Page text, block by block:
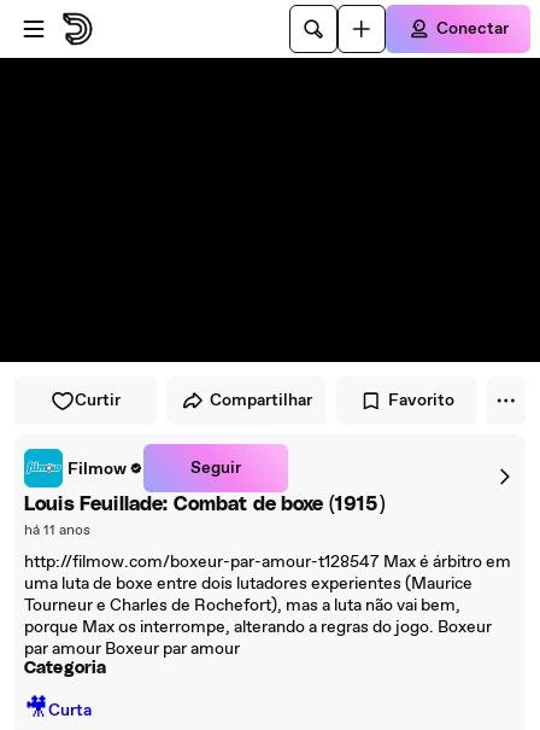
Pular para o player
Ir para o conteúdo principal
Conectar
Curtir Compartilhar Favorito
Filmow Seguir
Louis Feuillade: Combat de boxe (1915)
há 11 anos
http://filmow.com/boxeur-par-amour-t128547 Max é árbitro em
uma luta de boxe entre dois lutadores experientes (Maurice
Tourneur e Charles de Rochefort), mas a luta não vai bem,
porque Max os interrompe, alterando a regras do jogo. Boxeur
par amour Boxeur par amour
Categoria
🎥Curta